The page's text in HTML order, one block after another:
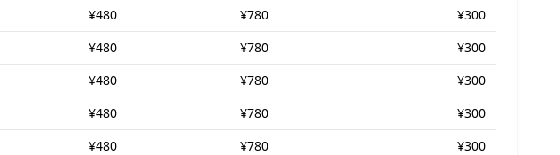
¥480 ¥780
¥300
¥480 ¥780
¥300
¥480 ¥780
¥300
¥480 ¥780
¥300
¥480 ¥780
¥300